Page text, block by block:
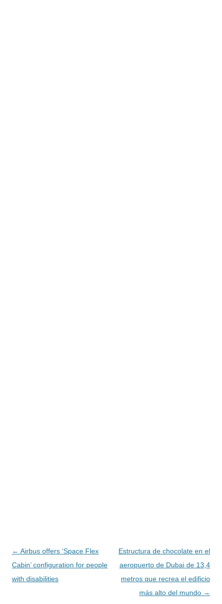
Navegación
de
entradas
← Airbus offers ‘Space Flex
Cabin’ configuration for people
with disabilities
Estructura de chocolate en el
aeropuerto de Dubai de 13,4
metros que recrea el edificio
más alto del mundo →